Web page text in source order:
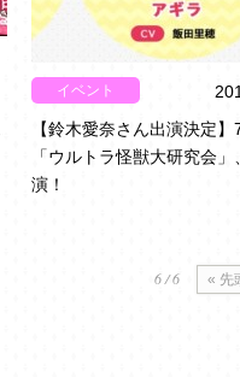
イベント
【鈴木愛奈さん出演決定】
「ウルトラ怪獣大研究会」
演！
6 / 6 « 先